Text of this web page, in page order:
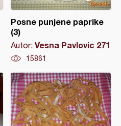
Posne punjene paprike
(3)
Autor: Vesna Pavlovic 271
15861